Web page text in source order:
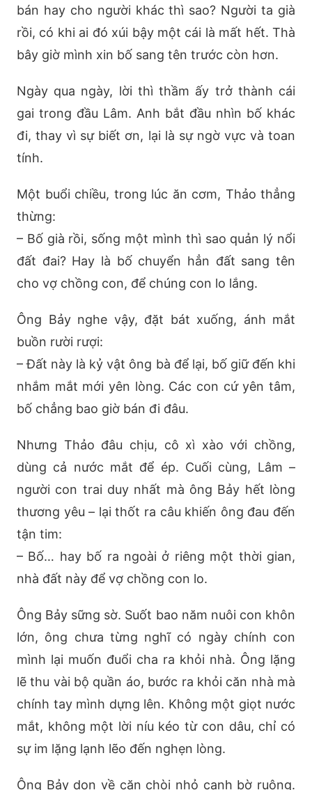
bán hay cho người khác thì sao? Người ta già
rồi, có khi ai đó xúi bậy một cái là mất hết. Thà
bây giờ mình xin bố sang tên trước còn hơn.
Ngày qua ngày, lời thì thầm ấy trở thành cái
gai trong đầu Lâm. Anh bắt đầu nhìn bố khác
đi, thay vì sự biết ơn, lại là sự ngờ vực và toan
tính.
Một buổi chiều, trong lúc ăn cơm, Thảo thẳng
thừng:
– Bố già rồi, sống một mình thì sao quản lý nổi
đất đai? Hay là bố chuyển hẳn đất sang tên
cho vợ chồng con, để chúng con lo lắng.
Ông Bảy nghe vậy, đặt bát xuống, ánh mắt
buồn rười rượi:
– Đất này là kỷ vật ông bà để lại, bố giữ đến khi
nhắm mắt mới yên lòng. Các con cứ yên tâm,
bố chẳng bao giờ bán đi đâu.
Nhưng Thảo đâu chịu, cô xì xào với chồng,
dùng cả nước mắt để ép. Cuối cùng, Lâm –
người con trai duy nhất mà ông Bảy hết lòng
thương yêu – lại thốt ra câu khiến ông đau đến
tận tim:
– Bố… hay bố ra ngoài ở riêng một thời gian,
nhà đất này để vợ chồng con lo.
Ông Bảy sững sờ. Suốt bao năm nuôi con khôn
lớn, ông chưa từng nghĩ có ngày chính con
mình lại muốn đuổi cha ra khỏi nhà. Ông lặng
lẽ thu vài bộ quần áo, bước ra khỏi căn nhà mà
chính tay mình dựng lên. Không một giọt nước
mắt, không một lời níu kéo từ con dâu, chỉ có
sự im lặng lạnh lẽo đến nghẹn lòng.
Ông Bảy dọn về căn chòi nhỏ cạnh bờ ruộng.